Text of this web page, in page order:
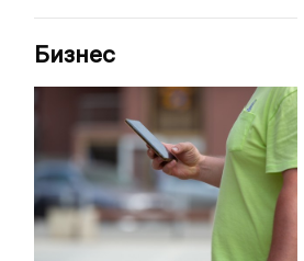
Бизнес